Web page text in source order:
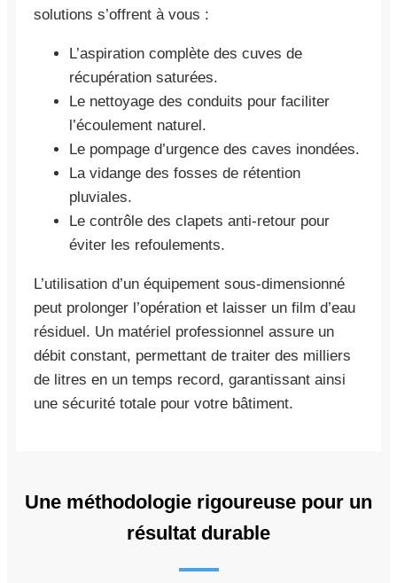
solutions s’offrent à vous :
L’aspiration complète des cuves de
récupération saturées.
Le nettoyage des conduits pour faciliter
l’écoulement naturel.
Le pompage d’urgence des caves inondées.
La vidange des fosses de rétention
pluviales.
Le contrôle des clapets anti-retour pour
éviter les refoulements.
L’utilisation d’un équipement sous-dimensionné
peut prolonger l’opération et laisser un film d’eau
résiduel. Un matériel professionnel assure un
débit constant, permettant de traiter des milliers
de litres en un temps record, garantissant ainsi
une sécurité totale pour votre bâtiment.
Une méthodologie rigoureuse pour un
résultat durable